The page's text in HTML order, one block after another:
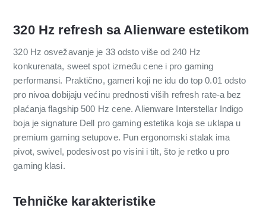
320 Hz refresh sa Alienware estetikom
320 Hz osvežavanje je 33 odsto više od 240 Hz
konkurenata, sweet spot između cene i pro gaming
performansi. Praktično, gameri koji ne idu do top 0.01 odsto
pro nivoa dobijaju većinu prednosti viših refresh rate-a bez
plaćanja flagship 500 Hz cene. Alienware Interstellar Indigo
boja je signature Dell pro gaming estetika koja se uklapa u
premium gaming setupove. Pun ergonomski stalak ima
pivot, swivel, podesivost po visini i tilt, što je retko u pro
gaming klasi.
Tehničke karakteristike